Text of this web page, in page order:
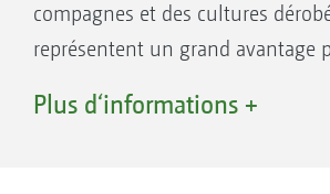
compagnes et des cultures
représentent un grand avantage
étouffer les adventices, mais
Plus d‘informations +